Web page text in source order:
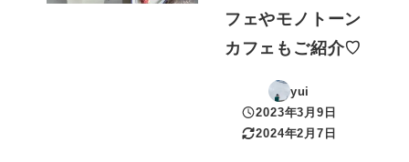
フェやモノトーン
カフェもご紹介♡
yui
投稿日
2023年3月9日
更新日
2024年2月7日